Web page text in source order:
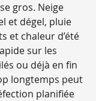
gros. Neige
et dégel, pluie
et chaleur d’été
sur les
ou déjà en fin
longtemps peut
planifiée